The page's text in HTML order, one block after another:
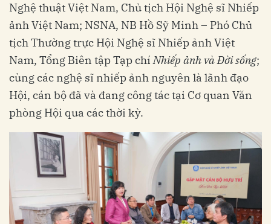
Nghệ thuật Việt Nam, Chủ tịch Hội Nghệ sĩ Nhiếp
ảnh Việt Nam; NSNA, NB Hồ Sỹ Minh – Phó Chủ
tịch Thường trực Hội Nghệ sĩ Nhiếp ảnh Việt
Nam, Tổng Biên tập Tạp chíNhiếp ảnh và Đời sống;
cùng các nghệ sĩ nhiếp ảnh nguyên là lãnh đạo
Hội, cán bộ đã và đang công tác tại Cơ quan Văn
phòng Hội qua các thời kỳ.